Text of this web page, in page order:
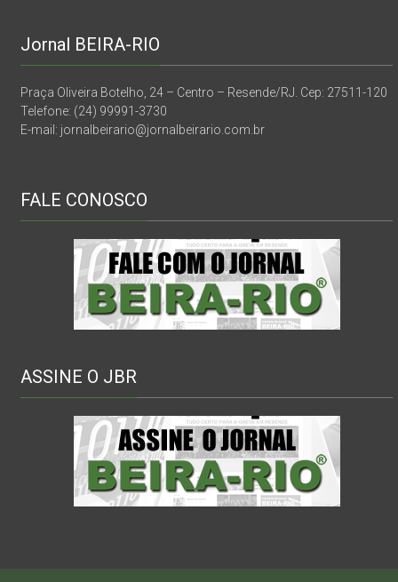
Jornal BEIRA-RIO
Praça Oliveira Botelho, 24 – Centro – Resende/RJ. Cep: 27511-120
Telefone: (24) 99991-3730
E-mail: jornalbeirario@jornalbeirario.com.br
FALE CONOSCO
ASSINE O JBR